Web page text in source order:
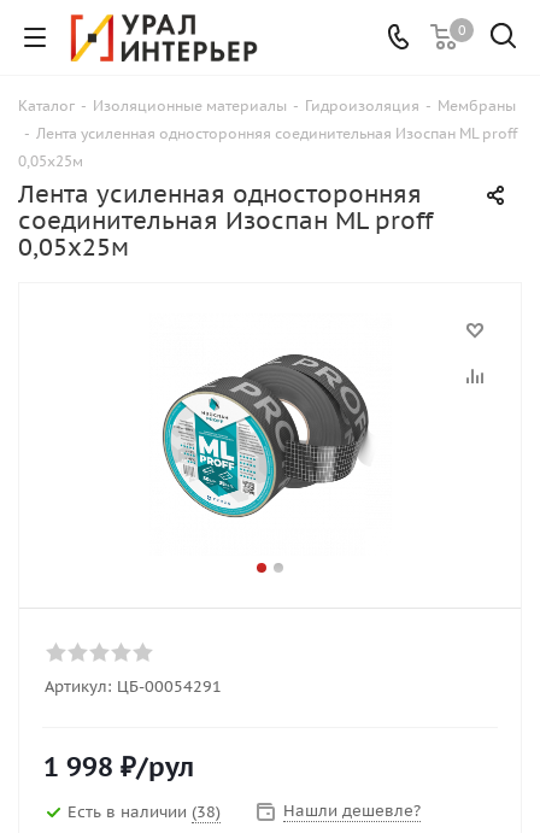
0
Каталог - Изоляционные материалы - Гидроизоляция - Мембраны
- Лента усиленная односторонняя соединительная Изоспан ML proff
0,05х25м
Лента усиленная односторонняя
соединительная Изоспан ML proff
0,05х25м
Артикул: ЦБ-00054291
1 998 ₽/рул
Есть в наличии (38) Нашли дешевле?